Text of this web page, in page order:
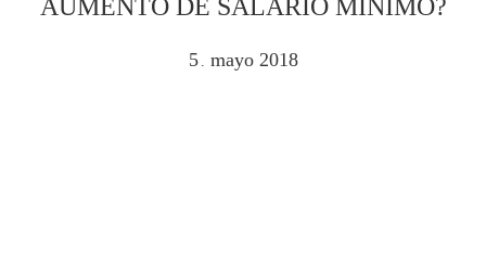
AUMENTO DE SALARIO MÍNIMO?
5 . mayo 2018